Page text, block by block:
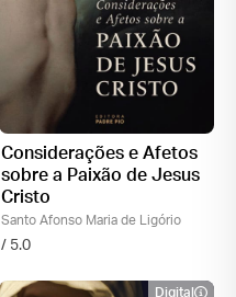
Considerações e Afetos
sobre a Paixão de Jesus
Cristo
Santo Afonso Maria de Ligório
/ 5.0
Digital